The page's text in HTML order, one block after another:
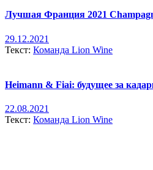
Лучшая Франция 2021
29.12.2021
Текст: Команда Lion Wine
Heimann & Fiai: будущее за
22.08.2021
Текст: Команда Lion Wine